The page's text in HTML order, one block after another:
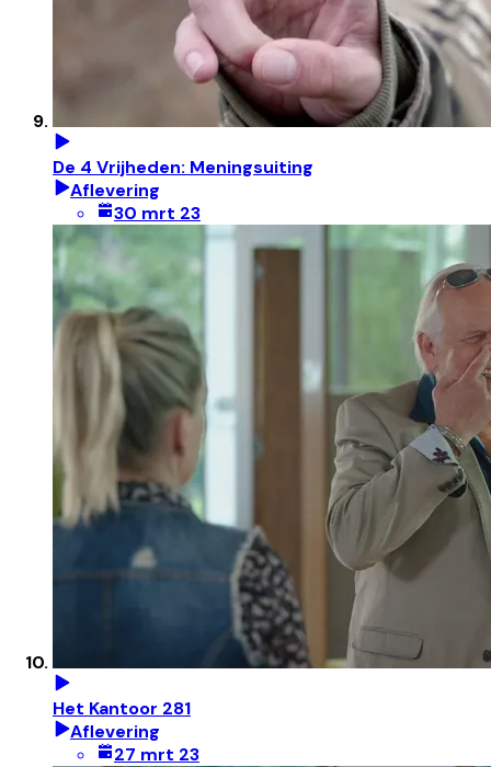
De 4 Vrijheden: Meningsuiting
Aflevering
30 mrt 23
Het Kantoor 281
Aflevering
27 mrt 23